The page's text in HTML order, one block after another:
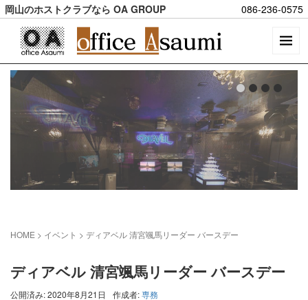
岡山のホストクラブなら OA GROUP 086-236-0575
HOME > イベント > ディアベル 清宮颯馬リーダー バースデー
ディアベル 清宮颯馬リーダー バースデー
公開済み: 2020年8月21日 作成者:専務